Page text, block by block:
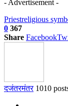
- Advertisement -
Priestreligious
0 367
Share Facebook
दजंतरमंतर 1010